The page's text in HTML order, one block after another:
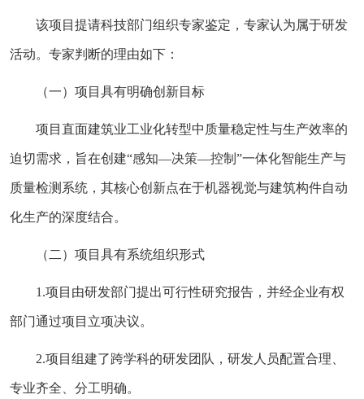
该项目提请科技部门组织专家鉴定，专家认为属于研发
活动。专家判断的理由如下：
（一）项目具有明确创新目标
项目直面建筑业工业化转型中质量稳定性与生产效率的
迫切需求，旨在创建“感知—决策—控制”一体化智能生产与
质量检测系统，其核心创新点在于机器视觉与建筑构件自动
化生产的深度结合。
（二）项目具有系统组织形式
1.项目由研发部门提出可行性研究报告，并经企业有权
部门通过项目立项决议。
2.项目组建了跨学科的研发团队，研发人员配置合理、
专业齐全、分工明确。